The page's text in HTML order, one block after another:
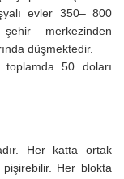
evler 350– 800
merkezinden
düşmektedir.
50 doları
Her katta ortak
Her blokta